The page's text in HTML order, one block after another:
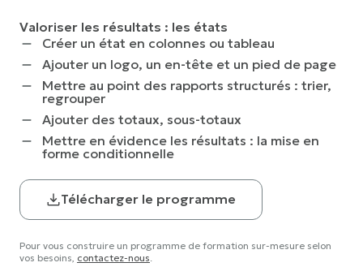
Valoriser les résultats : les états
Créer un état en colonnes ou tableau
Ajouter un logo, un en-tête et un pied de page
Mettre au point des rapports structurés : trier,
regrouper
Ajouter des totaux, sous-totaux
Mettre en évidence les résultats : la mise en
forme conditionnelle
Télécharger le programme
Pour vous construire un programme de formation sur-mesure selon
vos besoins, contactez-nous